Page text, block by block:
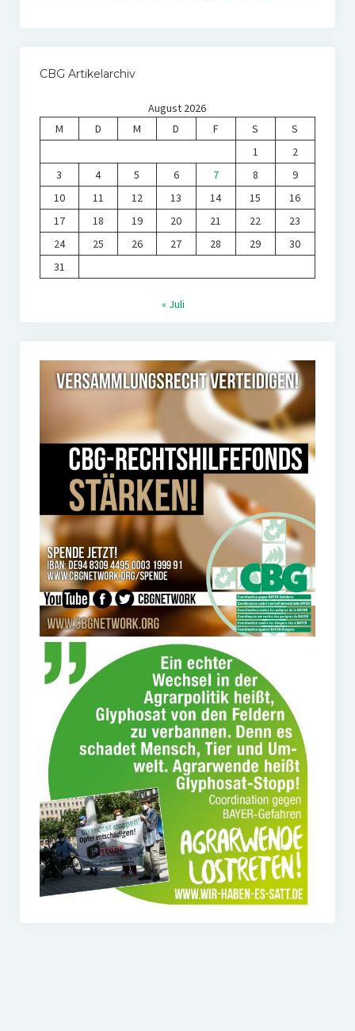
CBG Artikelarchiv
August 2026
M
D M D F S
S
1
2
3
4 5 6 7 8
9
10
11 12 13 14 15
16
17
18 19 20 21 22
23
24
25 26 27 28 29
30
31
« Juli